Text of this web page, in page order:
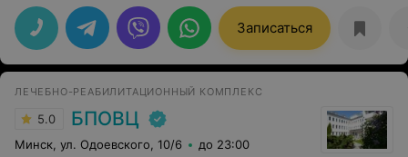
: вежливая, учтивая, оставила нам свой номер
телефона, чтобы связываться в экстренных ситуациях и
всегда отвечает на сообщения. Побольше бы таких
специалистов!
Записаться
ЛЕЧЕБНО-РЕАБИЛИТАЦИОННЫЙ КОМПЛЕКС
5.0 БПОВЦ
Минск, ул. Одоевского, 10/6 до 23:00